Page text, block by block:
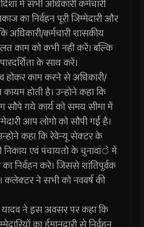
में सभी अधिकारी कर्मचारी
का निर्वहन पूरी जिम्मेदारी और
अधिकारी/कर्मचारी शासकीय
काम को कभी नही करें। बल्कि
के साथ करें।
होकर काम करने से अधिकारी/
होती है। उन्होने कहा कि
गये कार्य को समय सीमा में
आप लोगो को सौपी गई है।
कहा कि रेवेन्यू सेक्टर के
निकाय एवं पंचायतो के चुनावांे में
निर्वहन करे। जिससे शांतिपूर्वक
कलेक्टर ने सभी को नववर्ष की
यादव ने इस अवसर पर कहा कि